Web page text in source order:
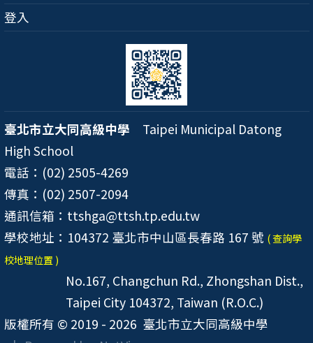
登入
臺北市立大同高級中學 Taipei Municipal Datong
High School
電話：(02) 2505-4269
傳真：(02) 2507-2094
通訊信箱：ttshga@ttsh.tp.edu.tw
學校地址：104372 臺北市中山區長春路 167 號 ( 查詢學
校地理位置 )
No.167, Changchun Rd., Zhongshan Dist.,
Taipei City 104372, Taiwan (R.O.C.)
版權所有 © 2019 - 2026 臺北市立大同高級中學